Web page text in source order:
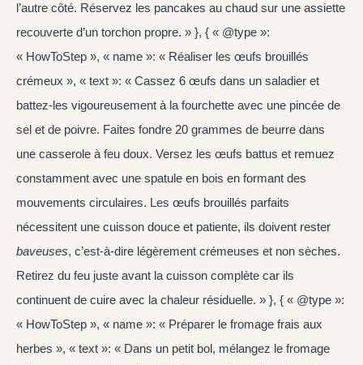
l’autre côté. Réservez les pancakes au chaud sur une assiette
recouverte d’un torchon propre. » }, { « @type »:
« HowToStep », « name »: « Réaliser les œufs brouillés
crémeux », « text »: « Cassez 6 œufs dans un saladier et
battez-les vigoureusement à la fourchette avec une pincée de
sel et de poivre. Faites fondre 20 grammes de beurre dans
une casserole à feu doux. Versez les œufs battus et remuez
constamment avec une spatule en bois en formant des
mouvements circulaires. Les œufs brouillés parfaits
nécessitent une cuisson douce et patiente, ils doivent rester
baveuses, c’est-à-dire légèrement crémeuses et non sèches.
Retirez du feu juste avant la cuisson complète car ils
continuent de cuire avec la chaleur résiduelle. » }, { « @type »:
« HowToStep », « name »: « Préparer le fromage frais aux
herbes », « text »: « Dans un petit bol, mélangez le fromage